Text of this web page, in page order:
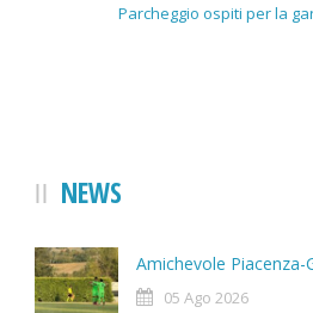
Parcheggio ospiti per la
NEWS
Amichevole Piacenza-
05 Ago 2026